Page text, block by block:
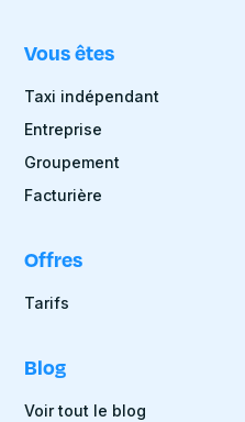
Vous êtes
Taxi indépendant
Entreprise
Groupement
Facturière
Offres
Tarifs
Blog
Voir tout le blog